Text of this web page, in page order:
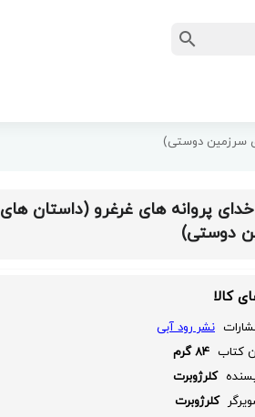
سرزمین دوستی)
پروانه های غرغرو (داستان های
دوستی)
کالا
نشر رود آبی
کتاب 84 گرم
کلرژوبرت
کلرژوبرت